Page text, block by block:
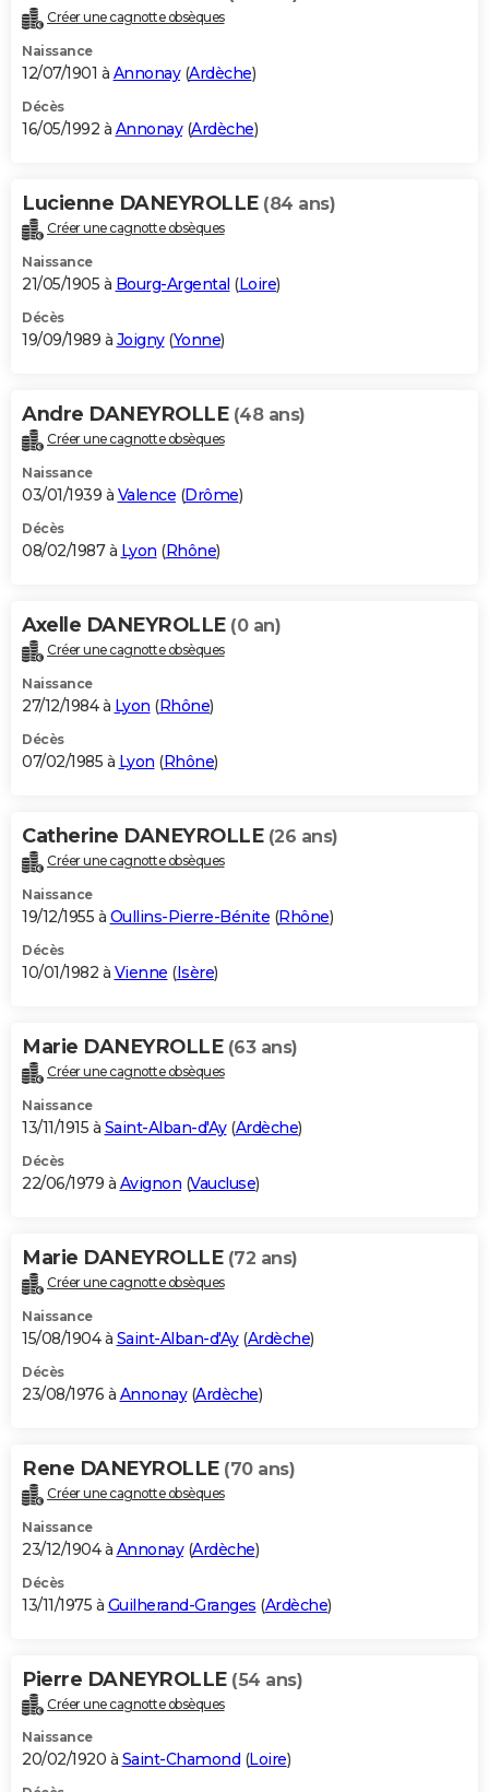
Créer une cagnotte obsèques
Naissance
12/07/1901 à Annonay(Ardèche)
Décès
16/05/1992 à Annonay(Ardèche)
Lucienne DANEYROLLE (84 ans)
Créer une cagnotte obsèques
Naissance
21/05/1905 à Bourg-Argental (Loire)
Décès
19/09/1989 à Joigny(Yonne)
Andre DANEYROLLE (48 ans)
Créer une cagnotte obsèques
Naissance
03/01/1939 à Valence (Drôme)
Décès
08/02/1987 à Lyon (Rhône)
Axelle DANEYROLLE (0 an)
Créer une cagnotte obsèques
Naissance
27/12/1984 à Lyon (Rhône)
Décès
07/02/1985 à Lyon (Rhône)
Catherine DANEYROLLE (26 ans)
Créer une cagnotte obsèques
Naissance
19/12/1955 à Oullins-Pierre-Bénite (Rhône)
Décès
10/01/1982 à Vienne (Isère)
Marie DANEYROLLE (63 ans)
Créer une cagnotte obsèques
Naissance
13/11/1915 à Saint-Alban-d'Ay(Ardèche)
Décès
22/06/1979 à Avignon (Vaucluse)
Marie DANEYROLLE (72 ans)
Créer une cagnotte obsèques
Naissance
15/08/1904 à Saint-Alban-d'Ay(Ardèche)
Décès
23/08/1976 à Annonay(Ardèche)
Rene DANEYROLLE (70 ans)
Créer une cagnotte obsèques
Naissance
23/12/1904 à Annonay(Ardèche)
Décès
13/11/1975 à Guilherand-Granges (Ardèche)
Pierre DANEYROLLE (54 ans)
Créer une cagnotte obsèques
Naissance
20/02/1920 à Saint-Chamond (Loire)